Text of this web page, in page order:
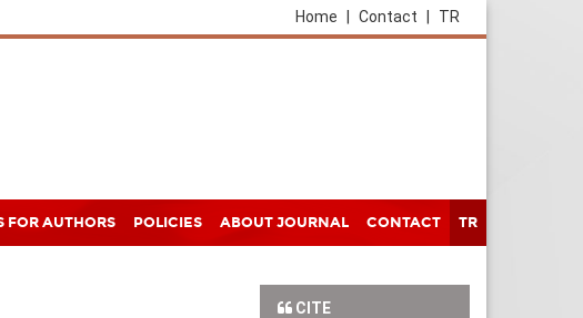
TR
Contact
Home
FOR AUTHORS POLICIES ABOUT JOURNAL CONTACT TR
CITE